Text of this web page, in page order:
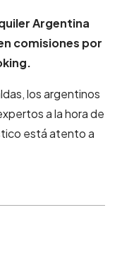
Argentina
comisiones por
los argentinos
a la hora de
está atento a